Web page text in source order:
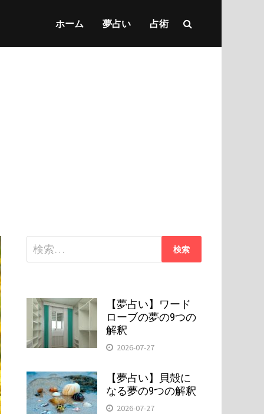
ホーム 夢占い 占術
検
索:
【夢占い】ワード
ローブの夢の9つの
解釈
2026-07-27
【夢占い】貝殻に
なる夢の9つの解釈
2026-07-27